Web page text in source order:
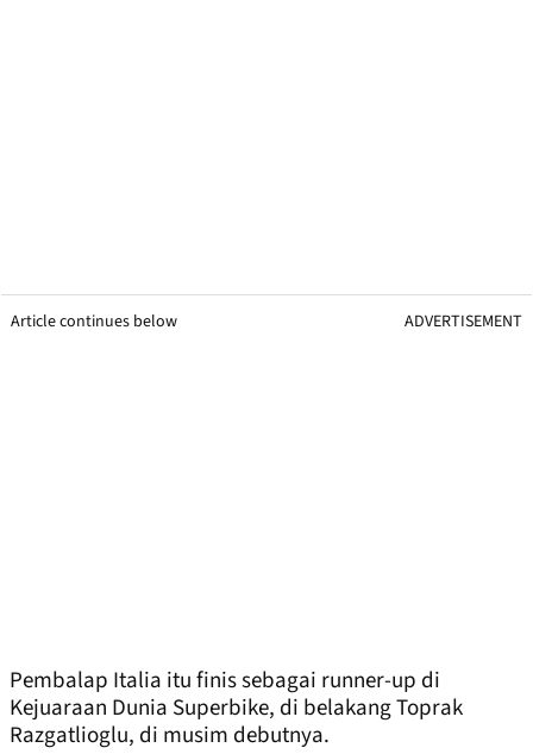
Article continues below ADVERTISEMENT
Pembalap Italia itu finis sebagai runner-up di
Kejuaraan Dunia Superbike, di belakang Toprak
Razgatlioglu, di musim debutnya.